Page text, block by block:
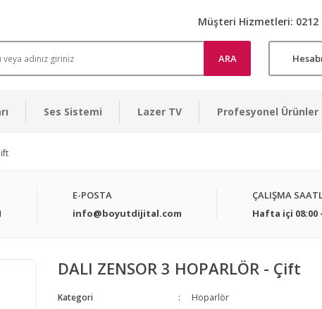
Müşteri Hizmetleri: 0212
ARA
Ses Sistemi Lazer TV Profesyonel Ürünler
E-POSTA
info@boyutdijital.com
ÇALIŞMA
Hafta içi 08:00
DALI ZENSOR 3 HOPARLÖR - Çift
Kategori
Hoparlör